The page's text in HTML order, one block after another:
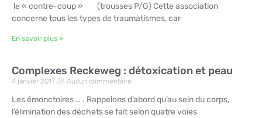
le « contre-coup » (trousses P/G) Cette association
concerne tous les types de traumatismes, car
En savoir plus »
Complexes Reckeweg : détoxication et peau
4 janvier 2017 Aucun commentaire
Les émonctoires … . Rappelons d’abord qu’au sein du corps,
l’élimination des déchets se fait selon quatre voies